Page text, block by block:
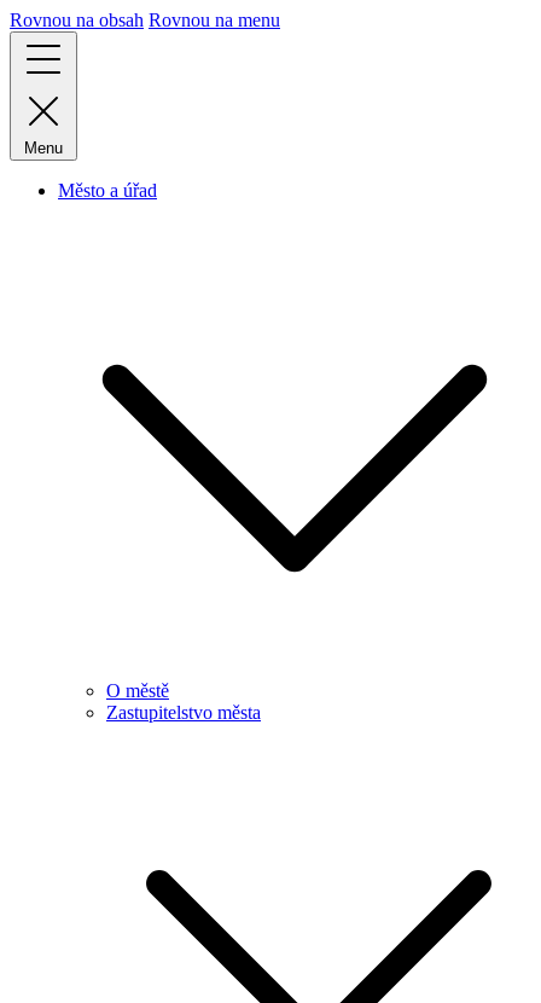
Rovnou na obsah Rovnou na menu
Menu
Město a úřad
O městě
Zastupitelstvo města